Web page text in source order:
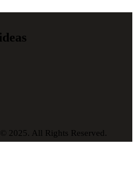
2025. All Rights Reserved.